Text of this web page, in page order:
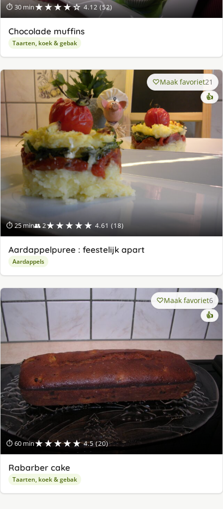
⏱ 30 min★★★★☆ 4.12 (52)
Chocolade muffins
Taarten, koek & gebak
⏱ 25 min👥 2★★★★★ 4.61 (18)
Maak favoriet21
👍
Aardappelpuree : feestelijk apart
Aardappels
⏱ 60 min★★★★★ 4.5 (20)
Maak favoriet6
👍
Rabarber cake
Taarten, koek & gebak